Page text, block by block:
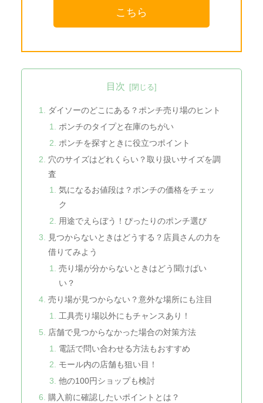
こちら
目次
ダイソーのどこにある？ポンチ売り場のヒント
ポンチのタイプと在庫のちがい
ポンチを探すときに役立つポイント
穴のサイズはどれくらい？取り扱いサイズを調
査
気になるお値段は？ポンチの価格をチェッ
ク
用途でえらぼう！ぴったりのポンチ選び
見つからないときはどうする？店員さんの力を
借りてみよう
売り場が分からないときはどう聞けばい
い？
売り場が見つからない？意外な場所にも注目
工具売り場以外にもチャンスあり！
店舗で見つからなかった場合の対策方法
電話で問い合わせる方法もおすすめ
モール内の店舗も狙い目！
他の100円ショップも検討
購入前に確認したいポイントとは？